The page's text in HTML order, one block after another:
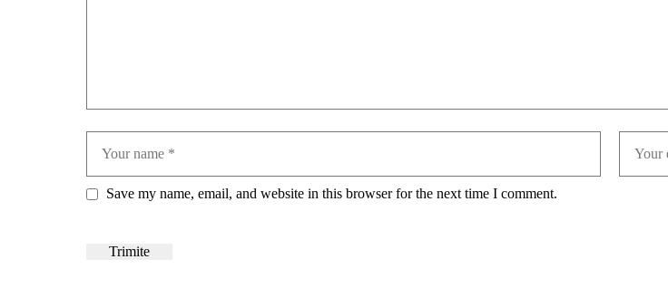
Save my name, email, and website in this browser for the next time I comment.